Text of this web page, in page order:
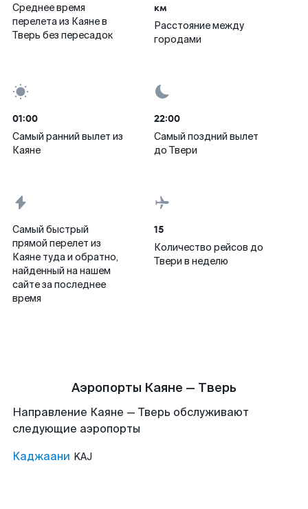
Среднее время
перелета из Каяне в
Тверь без пересадок
км
Расстояние между
городами
01:00
Самый ранний вылет из
Каяне
22:00
Самый поздний вылет
до Твери
Самый быстрый
прямой перелет из
Каяне туда и обратно,
найденный на нашем
сайте за последнее
время
15
Количество рейсов до
Твери в неделю
Аэропорты Каяне — Тверь
Направление Каяне — Тверь обслуживают
следующие аэропорты
Каджаани KAJ